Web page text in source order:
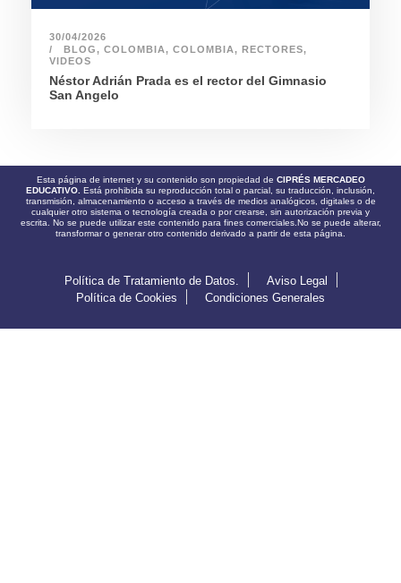
30/04/2026
BLOG, COLOMBIA, COLOMBIA, RECTORES,
VIDEOS
Néstor Adrián Prada es el rector del Gimnasio
San Angelo
Esta página de internet y su contenido son propiedad de CIPRÉS MERCADEO
EDUCATIVO. Está prohibida su reproducción total o parcial, su traducción, inclusión,
transmisión, almacenamiento o acceso a través de medios analógicos, digitales o de
cualquier otro sistema o tecnología creada o por crearse, sin autorización previa y
escrita. No se puede utilizar este contenido para fines comerciales.No se puede alterar,
transformar o generar otro contenido derivado a partir de esta página.
Política de Tratamiento de Datos.
Aviso Legal
Política de Cookies
Condiciones Generales